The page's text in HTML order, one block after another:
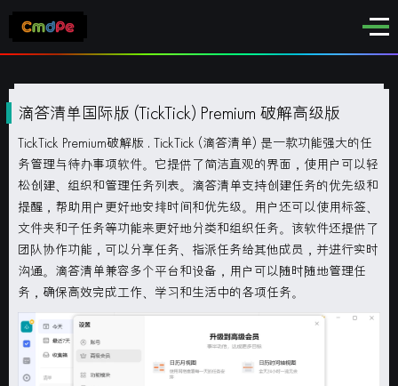
滴答清单国际版 (TickTick) Premium 破解高级版
TickTick Premium破解版 . TickTick (滴答清单) 是一款功能强大的任
务管理与待办事项软件。它提供了简洁直观的界面，使用户可以轻
松创建、组织和管理任务列表。滴答清单支持创建任务的优先级和
提醒，帮助用户更好地安排时间和优先级。用户还可以使用标签、
文件夹和子任务等功能来更好地分类和组织任务。该软件还提供了
团队协作功能，可以分享任务、指派任务给其他成员，并进行实时
沟通。滴答清单兼容多个平台和设备，用户可以随时随地管理任
务，确保高效完成工作、学习和生活中的各项任务。